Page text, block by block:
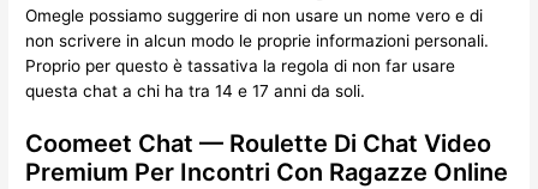
Omegle possiamo suggerire di non usare un nome vero e di
non scrivere in alcun modo le proprie informazioni personali.
Proprio per questo è tassativa la regola di non far usare
questa chat a chi ha tra 14 e 17 anni da soli.
Coomeet Chat — Roulette Di Chat Video
Premium Per Incontri Con Ragazze Online